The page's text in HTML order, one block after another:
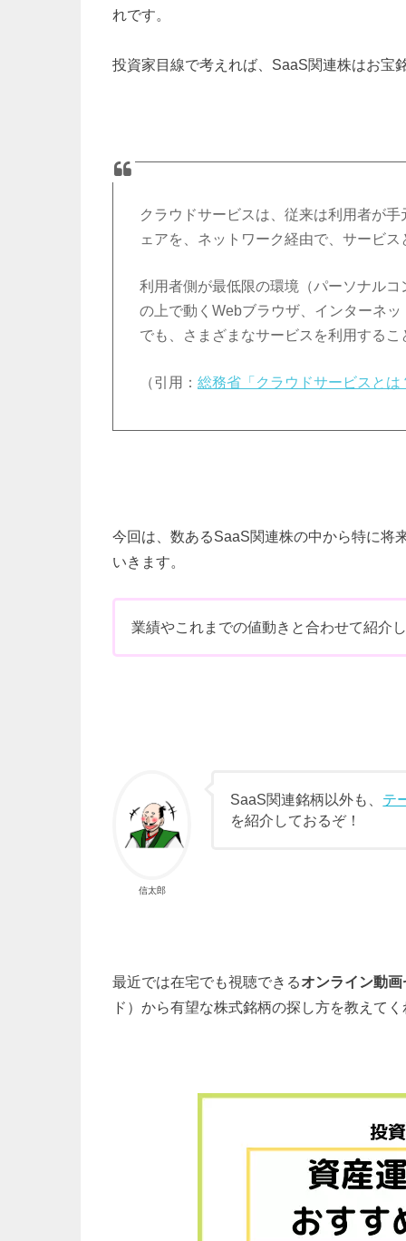
れです。
投資家目線で考えれば、SaaS関連株はお宝
クラウドサービスは、従来は利用者が
ェアを、ネットワーク経由で、サービ
利用者側が最低限の環境（パーソナル
の上で動くWebブラウザ、インターネ
でも、さまざまなサービスを利用するこ
（引用：総務省「クラウドサービスとは
今回は、数あるSaaS関連株の中から特に将
いきます。
業績やこれまでの値動きと合わせて紹介
信太郎
SaaS関連銘柄以外も、 テ
を紹介しておるぞ！
最近では在宅でも視聴できるオンライン動
ド）から有望な株式銘柄の探し方を教えて